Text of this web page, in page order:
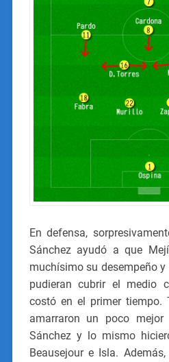
En defensa,
Sánchez ayudó a que
muchísimo su desempeño
pudieran cubrir el medio
costó en el primer tiempo.
amarraron un poco
Sánchez y lo mismo
Beausejour e Isla.